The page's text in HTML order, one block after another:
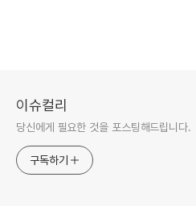
이슈컬리
당신에게 필요한 것을 포스팅해드립니다.
구독하기